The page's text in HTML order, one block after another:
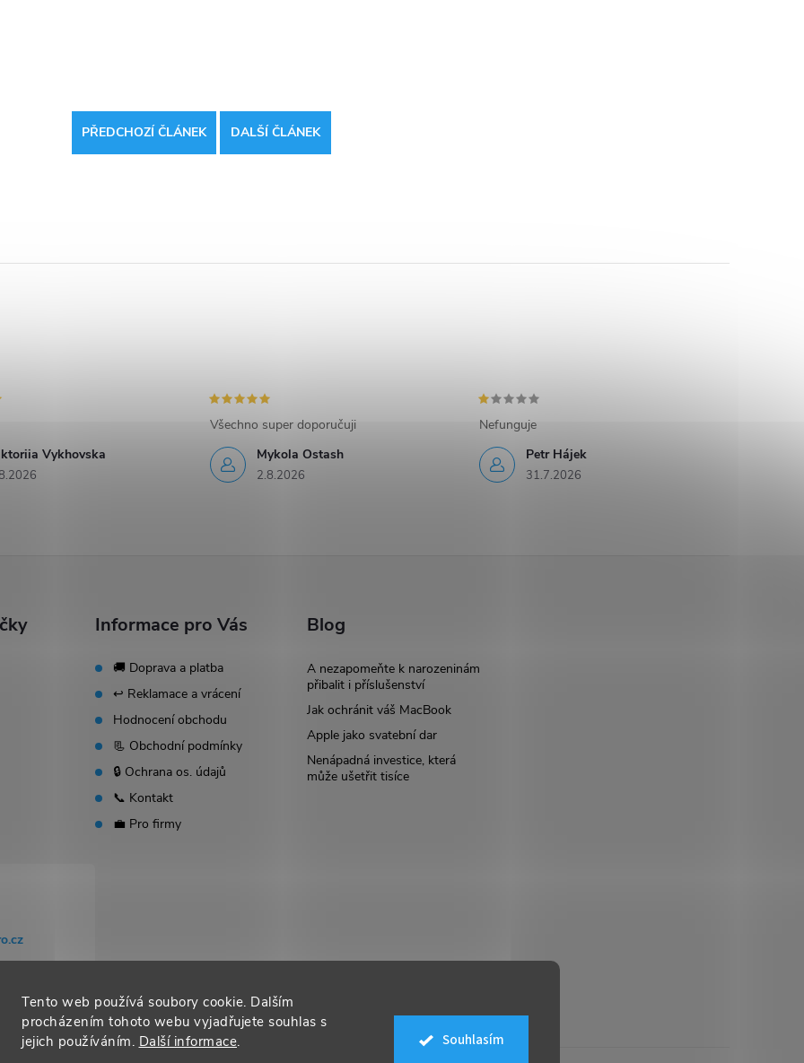
Tento web používá soubory cookie. Dalším
procházením tohoto webu vyjadřujete souhlas s
jejich používáním. Další informace. Souhlasím
PŘEDCHOZÍ ČLÁNEK DALŠÍ ČLÁNEK
Vykhovska
Mykola Ostash
2.8.2026
Všechno super doporučuji
Petr Hájek
31.7.2026
Nefunguje
Informace pro Vás
🚚 Doprava a platba
↩️ Reklamace a vrácení
Hodnocení obchodu
📃 Obchodní podmínky
🔒 Ochrana os. údajů
📞 Kontakt
💼 Pro firmy
Blog
A nezapomeňte k narozeninám
přibalit i příslušenství
Jak ochránit váš MacBook
Apple jako svatební dar
Nenápadná investice, která
může ušetřit tisíce